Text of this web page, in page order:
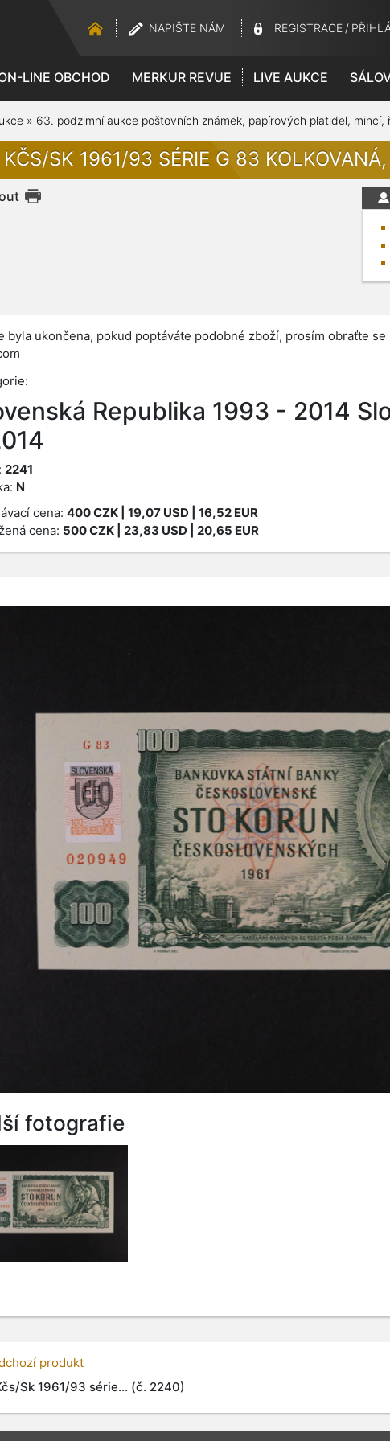
NAPIŠTE NÁM REGISTRACE /
LINE OBCHOD MERKUR REVUE LIVE AUKCE
» 63. podzimní aukce poštovních známek, papírových platidel, mincí,
SK 1961/93 SÉRIE G 83
byla ukončena, pokud poptáváte podobné zboží, prosím obraťte se
Republika 1993 - 2014
2241
N
cena: 400CZK| 19,07 USD | 16,52 EUR
cena: 500CZK| 23,83 USD | 20,65 EUR
fotografie
produkt
Sk 1961/93 série... (č. 2240)